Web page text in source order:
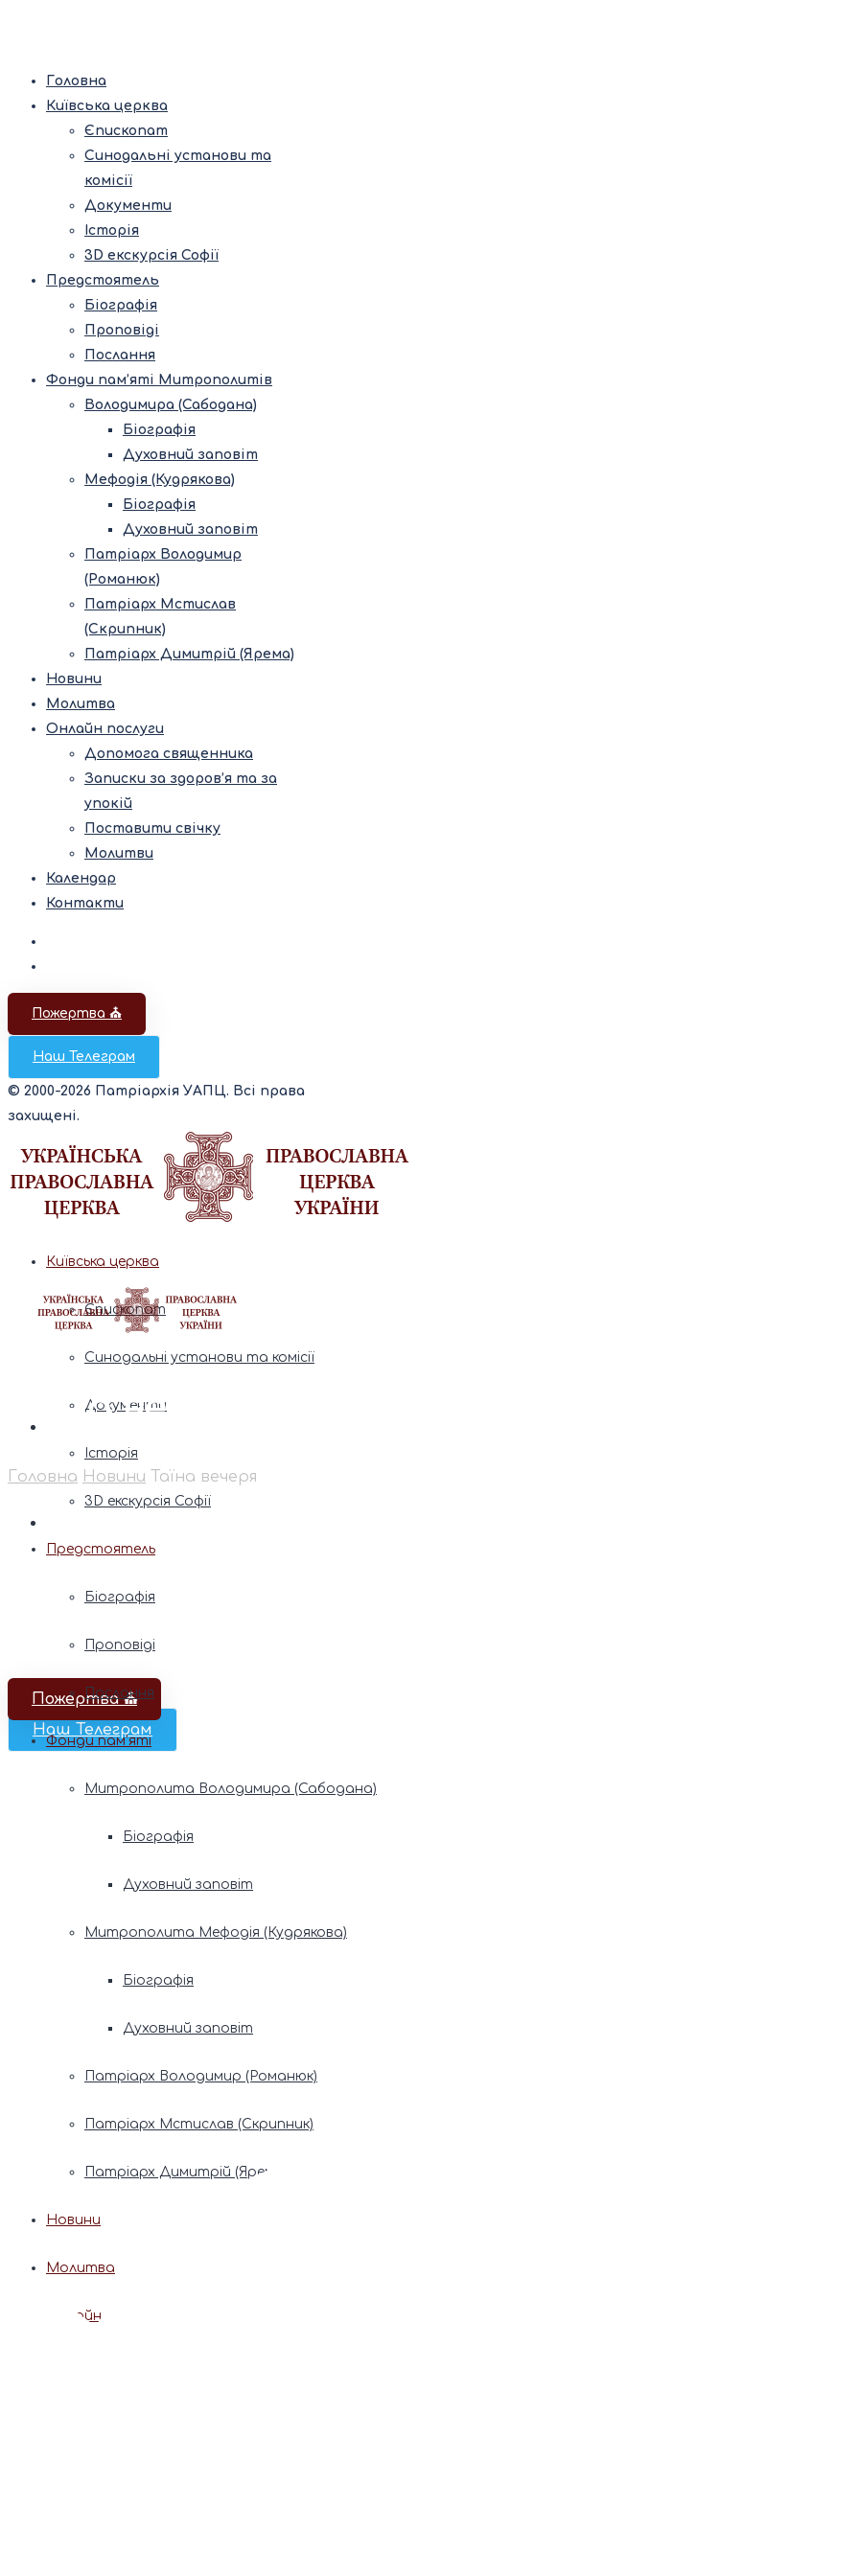
Головна
Київська церква
Єпископат
Синодальні установи та
комісії
Документи
Історія
3D екскурсія Софії
Предстоятель
Біографія
Проповіді
Послання
Фонди пам’яті Митрополитів
Володимира (Сабодана)
Біографія
Духовний заповіт
Мефодія (Кудрякова)
Біографія
Духовний заповіт
Патріарх Володимир
(Романюк)
Патріарх Мстислав
(Скрипник)
Патріарх Димитрій (Ярема)
Новини
Молитва
Онлайн послуги
Допомога священника
Записки за здоров’я та за
упокій
Поставити свічку
Молитви
Календар
Контакти
Пожертва ⛪️
Наш Телеграм
© 2000-2026 Патріархія УАПЦ. Всі права
захищені.
Наш Телеграм
Пожертва ⛪️
Київська церква
Єпископат
Синодальні установи та комісії
Документи
Історія
3D екскурсія Софії
Предстоятель
Біографія
Проповіді
Послання
Фонди пам’яті
Митрополита Володимира (Сабодана)
Біографія
Духовний заповіт
Митрополита Мефодія (Кудрякова)
Біографія
Духовний заповіт
Патріарх Володимир (Романюк)
Патріарх Мстислав (Скрипник)
Патріарх Димитрій (Ярема)
Новини
Молитва
Онлайн послуги
Таїна вечеря
Головна Новини Таїна вечеря